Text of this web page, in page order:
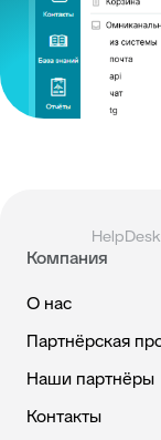
Компания
О нас
Партнёрская
Наши партнёры
Контакты